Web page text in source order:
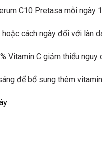
C10 Pretasa mỗi ngày
hoặc cách ngày đối với làn
Vitamin C giảm thiểu
để bổ sung thêm